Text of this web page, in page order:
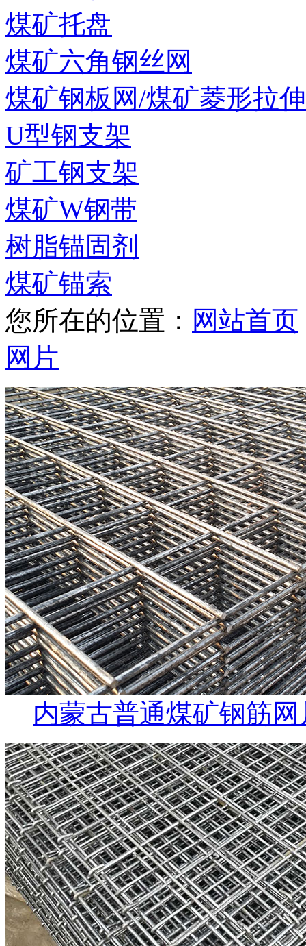
煤矿托盘
煤矿六角钢丝网
煤矿钢板网/煤矿菱形拉
U型钢支架
矿工钢支架
煤矿W钢带
树脂锚固剂
煤矿锚索
您所在的位置： 网站首页
网片
内蒙古普通煤矿钢筋网